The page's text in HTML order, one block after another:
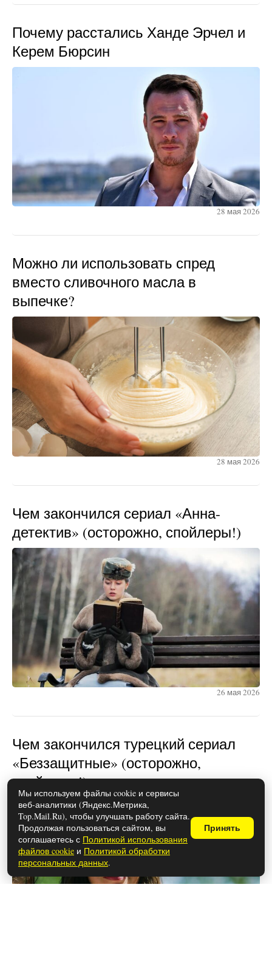
Почему расстались Ханде Эрчел и
Керем Бюрсин
28 мая 2026
Можно ли использовать спред
вместо сливочного масла в
выпечке?
28 мая 2026
Чем закончился сериал «Анна-
детектив» (осторожно, спойлеры!)
26 мая 2026
Чем закончился турецкий сериал
«Беззащитные» (осторожно,
спойлеры!)
Мы используем файлы cookie и сервисы
веб-аналитики (Яндекс.Метрика,
Top.Mail.Ru), чтобы улучшать работу сайта.
Продолжая пользоваться сайтом, вы
соглашаетесь с Политикой использования
файлов cookie и Политикой обработки
персональных данных.
Принять